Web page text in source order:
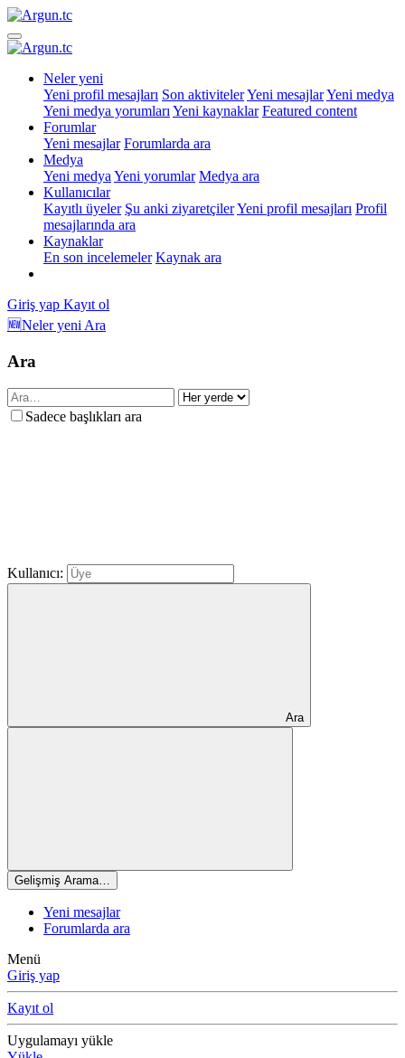
Neler yeni
Yeni profil mesajları Son aktivitelerYeni mesajlarYeni medya
Yeni medya yorumları Yeni kaynaklar Featured content
Forumlar
Yeni mesajlar Forumlarda ara
Medya
Yeni medya Yeni yorumlar Medya ara
Kullanıcılar
Kayıtlı üyeler Şu anki ziyaretçilerYeni profil mesajları Profil
mesajlarında ara
Kaynaklar
En son incelemeler Kaynak ara
Giriş yap Kayıt ol
🆕Neler yeni Ara
Ara
Sadece başlıkları ara
Kullanıcı:
Ara
Gelişmiş Arama…
Yeni mesajlar
Forumlarda ara
Menü
Giriş yap
Kayıt ol
Uygulamayı yükle